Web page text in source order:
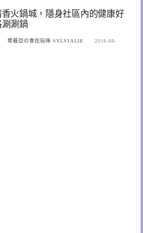
香火鍋城，隱身社區內的健康好
涮鍋
希薇亞の食在玩味 SYLVIA128
2016-08-